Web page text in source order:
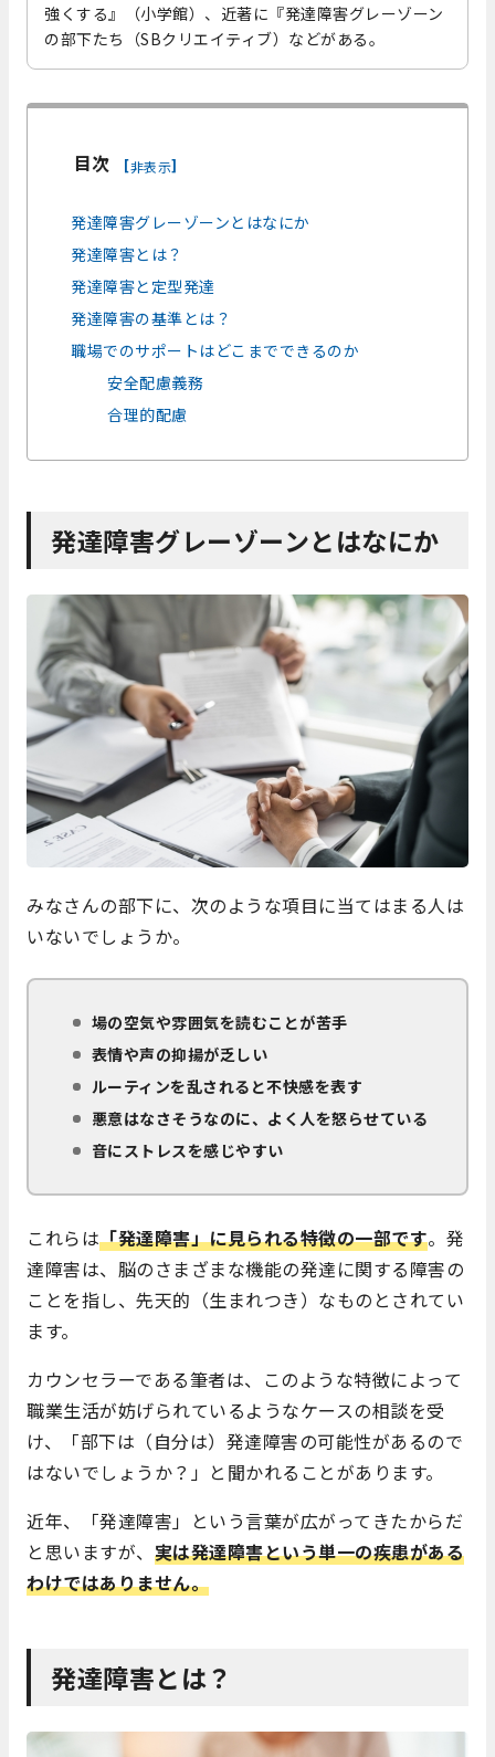
強くする』（小学館）、近著に『発達障害グレーゾーン
の部下たち（SBクリエイティブ）などがある。
目次 [非表示]
発達障害グレーゾーンとはなにか
発達障害とは？
発達障害と定型発達
発達障害の基準とは？
職場でのサポートはどこまでできるのか
安全配慮義務
合理的配慮
発達障害グレーゾーンとはなにか
みなさんの部下に、次のような項目に当てはまる人は
いないでしょうか。
場の空気や雰囲気を読むことが苦手
表情や声の抑揚が乏しい
ルーティンを乱されると不快感を表す
悪意はなさそうなのに、よく人を怒らせている
音にストレスを感じやすい
これらは「発達障害」に見られる特徴の一部です。発
達障害は、脳のさまざまな機能の発達に関する障害の
ことを指し、先天的（生まれつき）なものとされてい
ます。
カウンセラーである筆者は、このような特徴によって
職業生活が妨げられているようなケースの相談を受
け、「部下は（自分は）発達障害の可能性があるので
はないでしょうか？」と聞かれることがあります。
近年、「発達障害」という言葉が広がってきたからだ
と思いますが、 実は発達障害という単一の疾患がある
わけではありません。
発達障害とは？